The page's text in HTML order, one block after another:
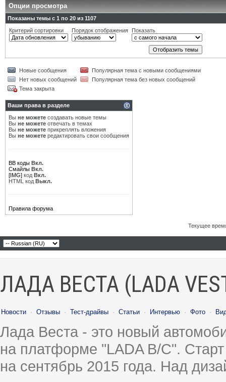
Опции просмотра
Показаны темы с 1 по 20 из 1107
Критерий сортировки
Порядок отображения Показать
Новые сообщения
Популярная тема с новыми сообщениями
Нет новых сообщений
Популярная тема без новых сообщений
Тема закрыта
Ваши права в разделе
Вы не можете создавать новые темы
Вы не можете отвечать в темах
Вы не можете прикреплять вложения
Вы не можете редактировать свои сообщения
BB коды Вкл.
Смайлы Вкл.
[IMG] код Вкл.
HTML код Выкл.
Правила форума
Текущее
ЛАДА ВЕСТА (LADA
Новости · Отзывы · Тест-драйвы · Статьи · Интервью · Фото ·
Лада Веста - это новый
на платформе "LADA B/C".
на сентябрь 2015 года. Над